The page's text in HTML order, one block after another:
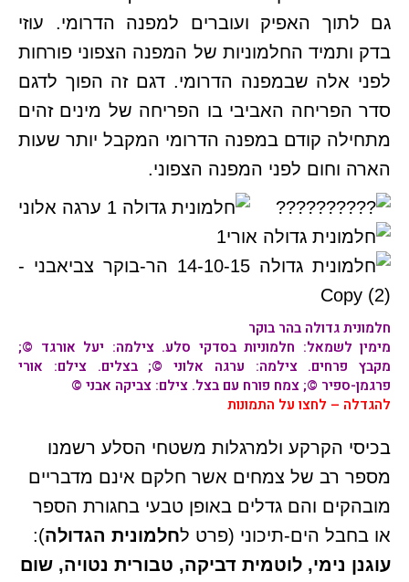
גם לתוך האפיק ועוברים למפנה הדרומי. עוזי
בדק ותמיד החלמוניות של המפנה הצפוני פורחות
לפני אלה שבמפנה הדרומי. דגם זה הפוך לדגם
סדר הפריחה האביבי בו הפריחה של מינים זהים
מתחילה קודם במפנה הדרומי המקבל יותר שעות
הארה וחום לפני המפנה הצפוני.
חלמונית גדולה בהר בוקר
מימין לשמאל: חלמוניות בסדקי סלע. צילמה: יעל אורגד ©;
מקבץ פרחים. צילמה: ערגה אלוני ©; בצלים. צילם: אורי
פרגמן-ספיר ©; צמח פורח עם בצל. צילם: צביקה אבני ©
להגדלה – לחצו על התמונות
בכיסי הקרקע ולמרגלות משטחי הסלע רשמנו
מספר רב של צמחים אשר חלקם אינם מדבריים
מובהקים והם גדלים באופן טבעי בחגורת הספר
או בחבל הים-תיכוני (פרט לחלמונית הגדולה):
עוגנן נימי, לוטמית דביקה, טבורית נטויה, שום